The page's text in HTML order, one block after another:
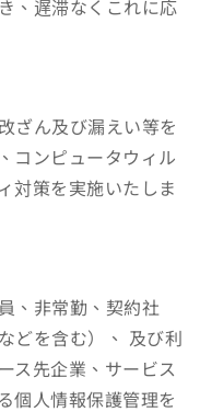
、遅滞なくこれに応
ざん及び漏えい等を
コンピュータウィル
対策を実施いたしま
、非常勤、契約社
どを含む）、 及び利
ス先企業、サービス
個人情報保護管理を